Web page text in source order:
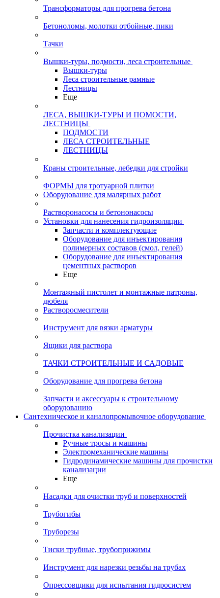
Трансформаторы для прогрева бетона
Бетоноломы, молотки отбойные, пики
Тачки
Вышки-туры, подмости, леса строительные
Вышки-туры
Леса строительные рамные
Лестницы
Еще
ЛЕСА, ВЫШКИ-ТУРЫ И ПОМОСТИ,
ЛЕСТНИЦЫ
ПОДМОСТИ
ЛЕСА СТРОИТЕЛЬНЫЕ
ЛЕСТНИЦЫ
Краны строительные, лебедки для стройки
ФОРМЫ для тротуарной плитки
Оборудование для малярных работ
Растворонасосы и бетононасосы
Установки для нанесения гидроизоляции
Запчасти и комплектующие
Оборудование для инъектирования
полимерных составов (смол, гелей)
Оборудование для инъектирования
цементных растворов
Еще
Монтажный пистолет и монтажные патроны,
дюбеля
Растворосмесители
Инструмент для вязки арматуры
Ящики для раствора
ТАЧКИ СТРОИТЕЛЬНЫЕ И САДОВЫЕ
Оборудование для прогрева бетона
Запчасти и аксессуары к строительному
оборудованию
Сантехническое и каналопромывочное оборудование
Прочистка канализации
Ручные тросы и машины
Электромеханические машины
Гидродинамические машины для прочистки
канализации
Еще
Насадки для очистки труб и поверхностей
Трубогибы
Труборезы
Тиски трубные, трубоприжимы
Инструмент для нарезки резьбы на трубах
Опрессовщики для испытания гидросистем